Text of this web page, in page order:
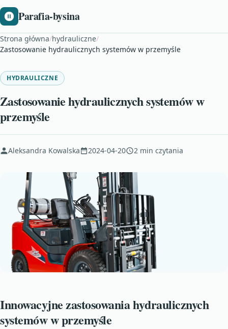
Parafia-bysina
Strona główna/hydrauliczne/
Zastosowanie hydraulicznych systemów w przemyśle
HYDRAULICZNE
Zastosowanie hydraulicznych systemów w
przemyśle
Aleksandra Kowalska 2024-04-20 2 min czytania
Innowacyjne zastosowania hydraulicznych
systemów w przemyśle